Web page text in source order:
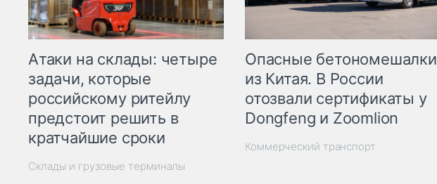
Атаки на склады: четыре
задачи, которые
российскому ритейлу
предстоит решить в
кратчайшие сроки
Склады и грузовые терминалы
Опасные бетономешалки
из Китая. В России
отозвали сертификаты у
Dongfeng и Zoomlion
Коммерческий транспорт